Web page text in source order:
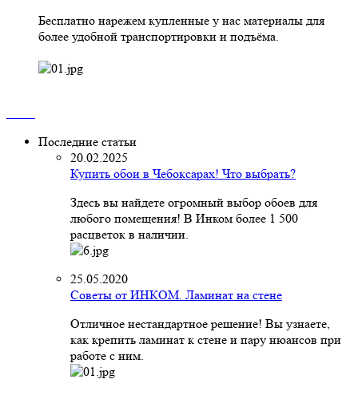
Бесплатно нарежем купленные у нас материалы для
более удобной транспортировки и подъёма.
Последние статьи
20.02.2025
Купить обои в Чебоксарах! Что выбрать?
Здесь вы найдете огромный выбор обоев для
любого помещения! В Инком более 1 500
расцветок в наличии.
25.05.2020
Советы от ИНКОМ. Ламинат на стене
Отличное нестандартное решение! Вы узнаете,
как крепить ламинат к стене и пару нюансов при
работе с ним.